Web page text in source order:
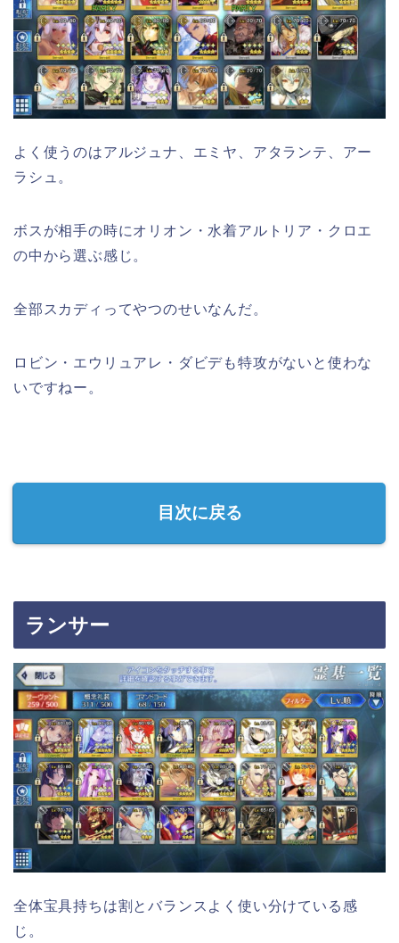
よく使うのはアルジュナ、エミヤ、アタランテ、アー
ラシュ。
ボスが相手の時にオリオン・水着アルトリア・クロエ
の中から選ぶ感じ。
全部スカディってやつのせいなんだ。
ロビン・エウリュアレ・ダビデも特攻がないと使わな
いですねー。
目次に戻る
ランサー
全体宝具持ちは割とバランスよく使い分けている感
じ。